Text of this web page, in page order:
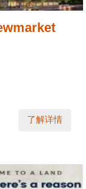
了解详情